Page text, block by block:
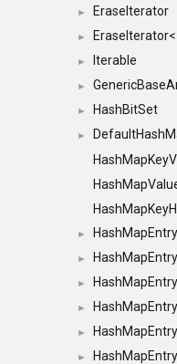
► EraseIterator
► EraseIterator<
► Iterable
►
► HashBitSet
►
►
►
►
►
►
►